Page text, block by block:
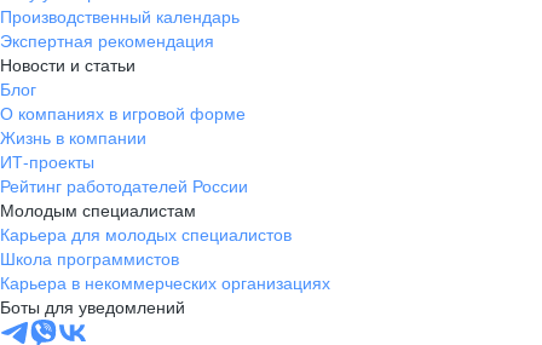
Производственный календарь
Экспертная рекомендация
Новости и статьи
Блог
О компаниях в игровой форме
Жизнь в компании
ИТ-проекты
Рейтинг работодателей России
Молодым специалистам
Карьера для молодых специалистов
Школа программистов
Карьера в некоммерческих организациях
Боты для уведомлений